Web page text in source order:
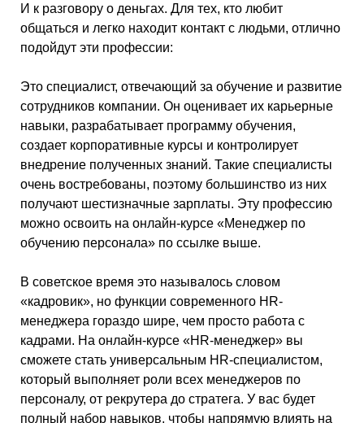
И к разговору о деньгах. Для тех, кто любит
общаться и легко находит контакт с людьми, отлично
подойдут эти профессии:
Это специалист, отвечающий за обучение и развитие
сотрудников компании. Он оценивает их карьерные
навыки, разрабатывает программу обучения,
создает корпоративные курсы и контролирует
внедрение полученных знаний. Такие специалисты
очень востребованы, поэтому большинство из них
получают шестизначные зарплаты. Эту профессию
можно освоить на онлайн-курсе «Менеджер по
обучению персонала» по ссылке выше.
В советское время это называлось словом
«кадровик», но функции современного HR-
менеджера гораздо шире, чем просто работа с
кадрами. На онлайн-курсе «HR-менеджер» вы
сможете стать универсальным HR-специалистом,
который выполняет роли всех менеджеров по
персоналу, от рекрутера до стратега. У вас будет
полный набор навыков, чтобы напрямую влиять на